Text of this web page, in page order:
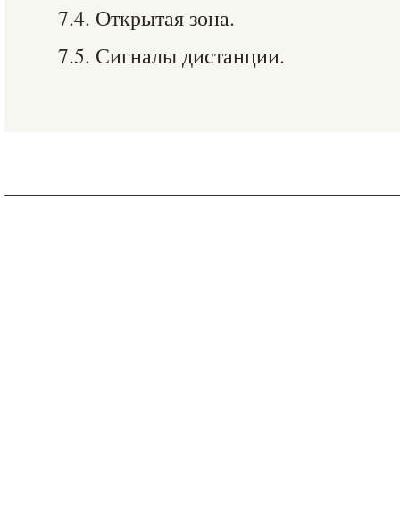
7.4. Открытая зона.
7.5. Сигналы дистанции.